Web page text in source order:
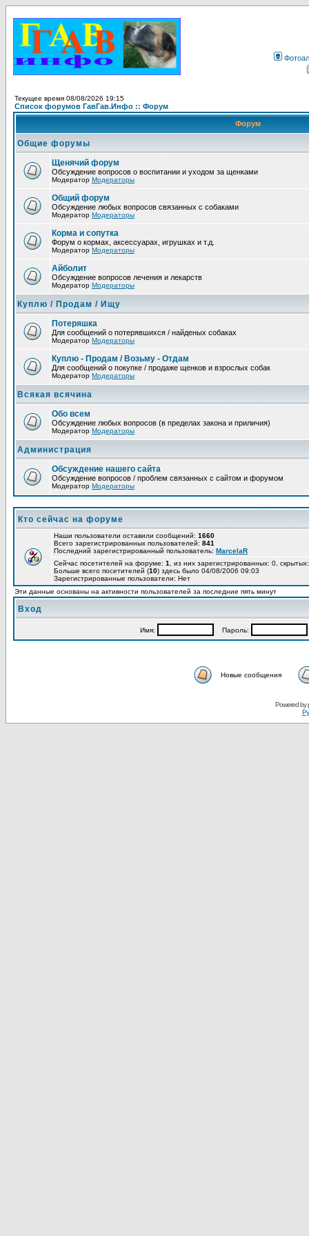
Текущее время 08/08/2026 19:15
Список форумов ГавГав.Инфо :: Форум
Форум
Общие форумы
Щенячий форум
Обсуждение вопросов о воспитании и уходом за щенками
Модератор Модераторы
Общий форум
Обсуждение любых вопросов связанных с собаками
Модератор Модераторы
Корма и сопутка
Форум о кормах, аксессуарах, игрушках и т.д.
Модератор Модераторы
Айболит
Обсуждение вопросов лечения и лекарств
Модератор Модераторы
Куплю / Продам / Ищу
Потеряшка
Для сообщений о потерявшихся / найденых собаках
Модератор Модераторы
Куплю - Продам / Возьму - Отдам
Для сообщений о покупке / продаже щенков и взрослых собак
Модератор Модераторы
Всякая всячина
Обо всем
Обсуждение любых вопросов (в пределах закона и приличия)
Модератор Модераторы
Администрация
Обсуждение нашего сайта
Обсуждение вопросов / проблем связанных с сайтом и форумом
Модератор Модераторы
Кто сейчас на форуме
Наши пользователи оставили сообщений: 1660
Всего зарегистрированных пользователей: 841
Последний зарегистрированный пользователь: MarcelaR
Сейчас посетителей на форуме: 1
, из них зарегистрированных: 0,
Больше всего посетителей (10) здесь было 04/08/2006 09:03
Зарегистрированные пользователи: Нет
Эти данные основаны на активности пользователей за последние пять минут
Вход
Имя: Пароль:
Новые сообщения
Powered by